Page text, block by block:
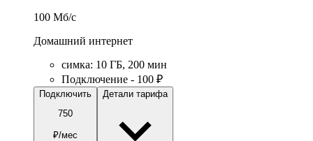
100 Мб/c
Домашний интернет
симка: 10 ГБ, 200 мин
Подключение - 100 ₽
Подключить
750
₽/мес
Детали тарифа